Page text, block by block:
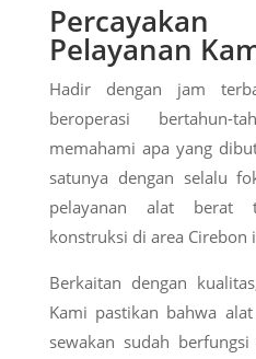
Pelayanan
Hadir dengan jam
beroperasi bertahun-
memahami apa yang
satunya dengan selalu
pelayanan alat berat
konstruksi di area Cirebon
Berkaitan dengan
Kami pastikan bahwa
sewakan sudah